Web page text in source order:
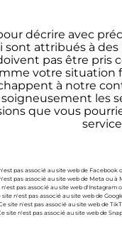
décrire avec
attribués à
pas être pris
votre
à notre
les
que vous
pas associé au site web de
pas associé au site web de Meta ou
n'est pas associé au site web
site n'est pas associé au site web de
site n'est pas associé au site web de
site n'est pas associé au site web de